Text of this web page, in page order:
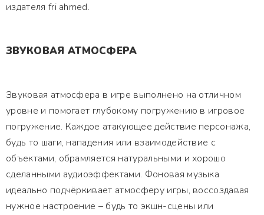
издателя fri ahmed.
ЗВУКОВАЯ АТМОСФЕРА
Звуковая атмосфера в игре выполнено на отличном
уровне и помогает глубокому погружению в игровое
погружение. Каждое атакующее действие персонажа,
будь то шаги, нападения или взаимодействие с
объектами, обрамляется натуральными и хорошо
сделанными аудиоэффектами. Фоновая музыка
идеально подчёркивает атмосферу игры, воссоздавая
нужное настроение – будь то экшн-сцены или